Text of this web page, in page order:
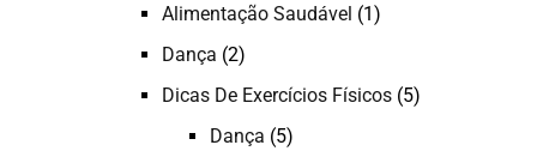
Alimentação Saudável (1)
Dança (2)
Dicas De Exercícios Físicos (5)
Dança (5)